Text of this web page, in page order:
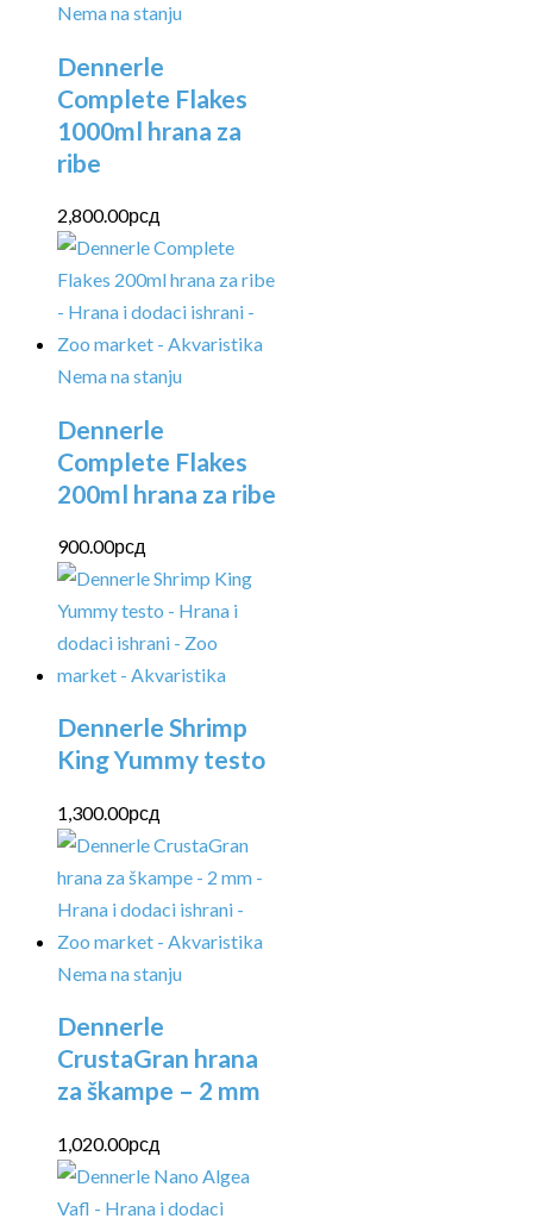
Nema na stanju
Dennerle
Complete Flakes
1000ml hrana za
ribe
2,800.00рсд
Nema na stanju
Dennerle
Complete Flakes
200ml hrana za ribe
900.00рсд
Dennerle Shrimp
King Yummy testo
1,300.00рсд
Nema na stanju
Dennerle
CrustaGran hrana
za škampe – 2 mm
1,020.00рсд